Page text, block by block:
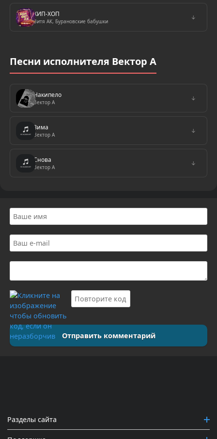
ХИП-ХОП
Витя АК, Бурановские бабушки
↓
Песни исполнителя Вектор А
Накипело
Вектор А
↓
Зима
Вектор А
↓
Снова
Вектор А
↓
Отправить комментарий
Разделы сайта